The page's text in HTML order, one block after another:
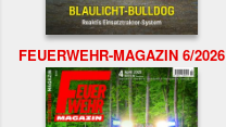
FEUERWEHR-MAGAZIN 6/2026